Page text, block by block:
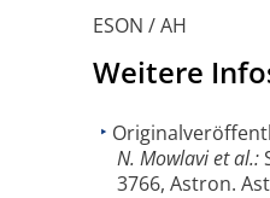
ESON / AH
Weitere
N. Mowlavi et al.:
3766, Astron.